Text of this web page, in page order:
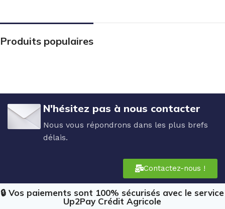
Produits populaires
N'hésitez pas à nous contacter
Nous vous répondrons dans les plus brefs
délais.
Contactez-nous !
🔒 Vos paiements sont 100% sécurisés avec le service
Up2Pay Crédit Agricole